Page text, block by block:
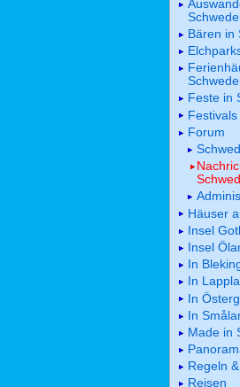
Bären in
Feste in
Forum
Häuser
Insel
Insel
In
In
In
In
Made in
Regeln
Reisen